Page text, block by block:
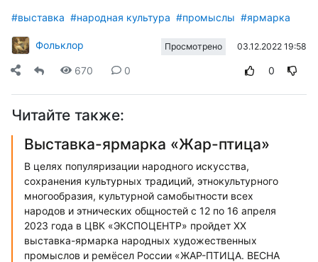
#выставка #народная культура #промыслы #ярмарка
Фольклор Просмотрено 03.12.2022 19:58
670 0 0
Читайте также:
Выставка-ярмарка «Жар-птица»
В целях популяризации народного искусства,
сохранения культурных традиций, этнокультурного
многообразия, культурной самобытности всех
народов и этнических общностей с 12 по 16 апреля
2023 года в ЦВК «ЭКСПОЦЕНТР» пройдет XX
выставка-ярмарка народных художественных
промыслов и ремёсел России «ЖАР-ПТИЦА. ВЕСНА